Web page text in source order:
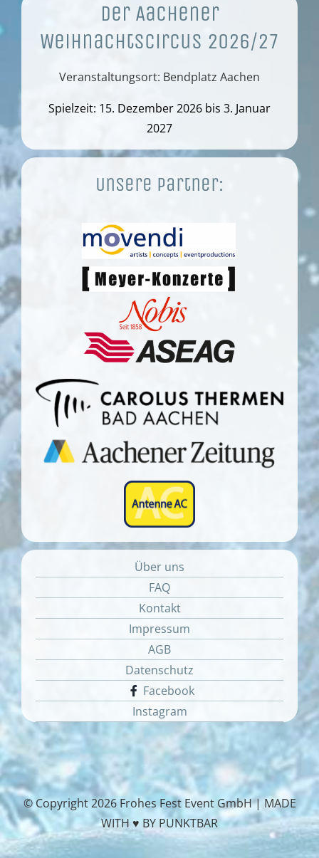
Der Aachener
Weihnachtscircus 2026/27
Veranstaltungsort: Bendplatz Aachen
Spielzeit: 15. Dezember 2026 bis 3. Januar
2027
Unsere Partner:
Über uns
FAQ
Kontakt
Impressum
AGB
Datenschutz
Facebook
Instagram
© Copyright2026 Frohes Fest Event GmbH |MADE
WITH ♥ BY PUNKTBAR